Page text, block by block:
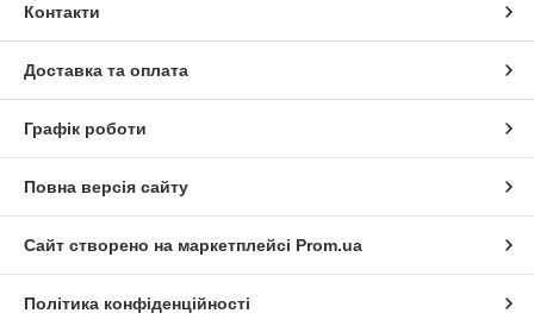
Контакти
Доставка та оплата
Графік роботи
Повна версія сайту
Сайт створено на маркетплейсі Prom.ua
Політика конфіденційності